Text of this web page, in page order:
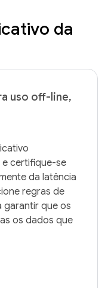
da
uso off-line,
e certifique-se
da latência
regras de
garantir que os
os dados que